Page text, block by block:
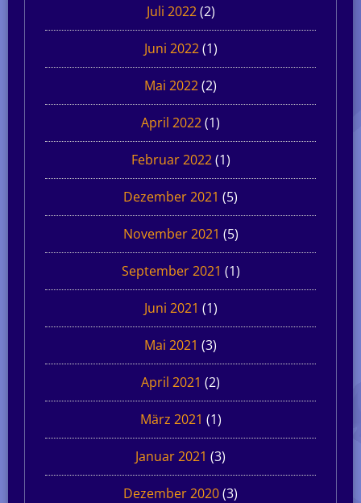
Juli 2022(2)
Juni 2022(1)
Mai 2022(2)
April 2022(1)
Februar 2022(1)
Dezember 2021 (5)
November 2021 (5)
September 2021 (1)
Juni 2021 (1)
Mai 2021 (3)
April 2021 (2)
März 2021 (1)
Januar 2021 (3)
Dezember 2020(3)